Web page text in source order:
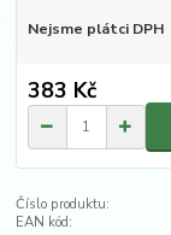
Nejsme plátci DPH
383 Kč
Číslo produktu:
EAN kód: